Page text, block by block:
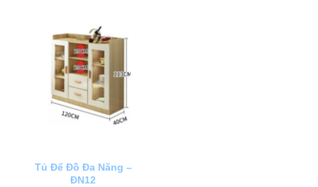
Tủ Để Đồ Đa Năng –
ĐN12